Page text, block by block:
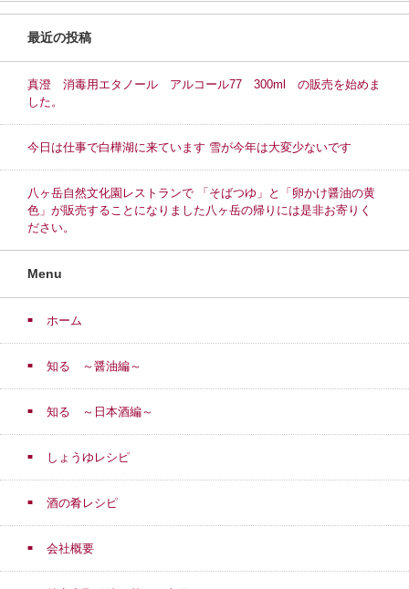
最近の投稿
真澄 消毒用エタノール アルコール77 300ml の販売を始めま
した。
今日は仕事で白樺湖に来ています 雪が今年は大変少ないです
八ヶ岳自然文化園レストランで 「そばつゆ」と「卵かけ醤油の黄
色」が販売することになりました八ヶ岳の帰りには是非お寄りく
ださい。
Menu
ホーム
知る ～醤油編～
知る ～日本酒編～
しょうゆレシピ
酒の肴レシピ
会社概要